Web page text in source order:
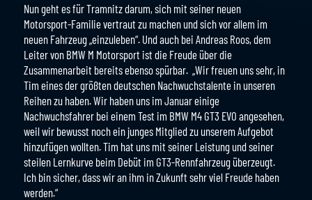
Nun geht es für Tramnitz darum, sich mit seiner neuen
Motorsport-Familie vertraut zu machen und sich vor allem im
neuen Fahrzeug „einzuleben“. Und auch bei Andreas Roos, dem
Leiter von BMW M Motorsport ist die Freude über die
Zusammenarbeit bereits ebenso spürbar. „Wir freuen uns sehr, in
Tim eines der größten deutschen Nachwuchstalente in unseren
Reihen zu haben. Wir haben uns im Januar einige
Nachwuchsfahrer bei einem Test im BMW M4 GT3 EVO angesehen,
weil wir bewusst noch ein junges Mitglied zu unserem Aufgebot
hinzufügen wollten. Tim hat uns mit seiner Leistung und seiner
steilen Lernkurve beim Debüt im GT3-Rennfahrzeug überzeugt.
Ich bin sicher, dass wir an ihm in Zukunft sehr viel Freude haben
werden.“